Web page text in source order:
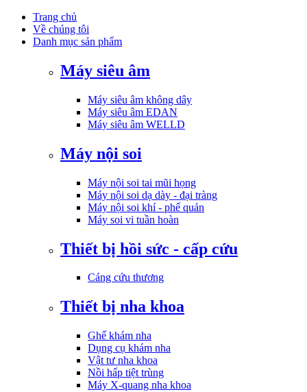
Trang chủ
Về chúng tôi
Danh mục sản phẩm
Máy siêu âm
Máy siêu âm không dây
Máy siêu âm EDAN
Máy siêu âm WELLD
Máy nội soi
Máy nội soi tai mũi họng
Máy nội soi dạ dày - đại tràng
Máy nội soi khí - phế quản
Máy soi vi tuần hoàn
Thiết bị hồi sức - cấp cứu
Cáng cứu thương
Thiết bị nha khoa
Ghế khám nha
Dụng cụ khám nha
Vật tư nha khoa
Nồi hấp tiệt trùng
Máy X-quang nha khoa